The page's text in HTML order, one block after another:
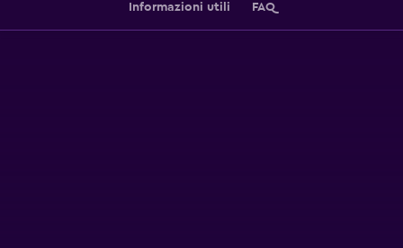
Informazioni utili FAQ